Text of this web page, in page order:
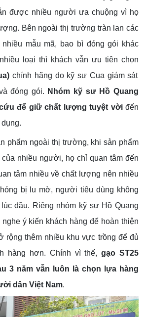
được nhiều người ưa chuộng vì họ
Bên ngoài thị trường tràn lan các
mẫu mã, bao bì đóng gói khác
loại thì khách vẫn ưu tiên chọn
) chính hãng do kỹ sư Cua giám sát
đóng gói. Nhóm kỹ sư Hồ Quang
để giữ chất lượng tuyệt vời đến
phẩm ngoài thị trường, khi sản phẩm
nhiều người, họ chỉ quan tâm đến
tâm nhiều về chất lượng nên nhiều
bị lu mờ, người tiêu dùng không
đầu. Riêng nhóm kỹ sư Hồ Quang
ý kiến khách hàng để hoàn thiện
rộng thêm nhiều khu vực trồng để đủ
hàng hơn. Chính vì thế,gạo ST25
3 năm vẫn luôn là chọn lựa hàng
dân Việt Nam.